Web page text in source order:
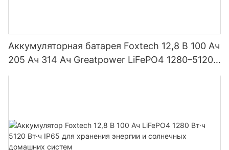
Аккумуляторная батарея Foxtech 12,8 В 100 Ач
205 Ач 314 Ач Greatpower LiFePO4 1280–5120
Вт·ч IP65